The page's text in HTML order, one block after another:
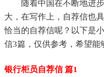
随着中国在不断地进
大，在写作上，自荐信也
恰当的自荐信呢？以下是
信3篇，仅供参考，希望能
银行柜员自荐信 篇1